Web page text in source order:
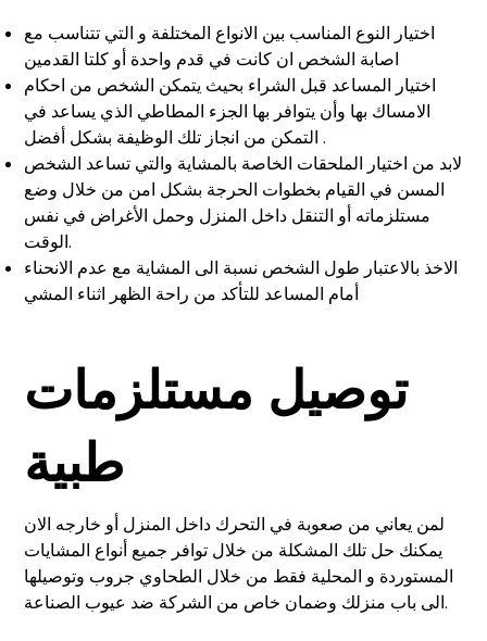
اختيار النوع المناسب بين الانواع المختلفة و التي تتناسب مع
اصابة الشخص ان كانت في قدم واحدة أو كلتا القدمين
اختيار المساعد قبل الشراء بحيث يتمكن الشخص من احكام
الامساك بها وأن يتوافر بها الجزء المطاطي الذي يساعد في
التمكن من انجاز تلك الوظيفة بشكل أفضل .
لابد من اختيار الملحقات الخاصة بالمشاية والتي تساعد الشخص
المسن في القيام بخطوات الحرجة بشكل امن من خلال وضع
مستلزماته أو التنقل داخل المنزل وحمل الأغراض في نفس
الوقت.
الاخذ بالاعتبار طول الشخص نسبة الى المشاية مع عدم الانحناء
أمام المساعد للتأكد من راحة الظهر اثناء المشي
توصيل مستلزمات
طبية
لمن يعاني من صعوبة في التحرك داخل المنزل أو خارجه الان
يمكنك حل تلك المشكلة من خلال توافر جميع أنواع المشايات
المستوردة و المحلية فقط من خلال الطحاوي جروب وتوصيلها
الى باب منزلك وضمان خاص من الشركة ضد عيوب الصناعة.